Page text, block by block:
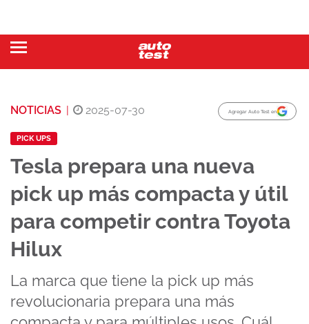
NOTICIAS | 2025-07-30 Agregar Auto Test en
PICK UPS
Tesla prepara una nueva
pick up más compacta y útil
para competir contra Toyota
Hilux
La marca que tiene la pick up más
revolucionaria prepara una más